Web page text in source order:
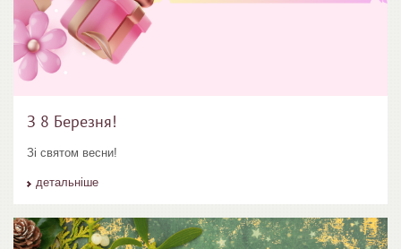
З 8 Березня!
Зі святом весни!
детальніше